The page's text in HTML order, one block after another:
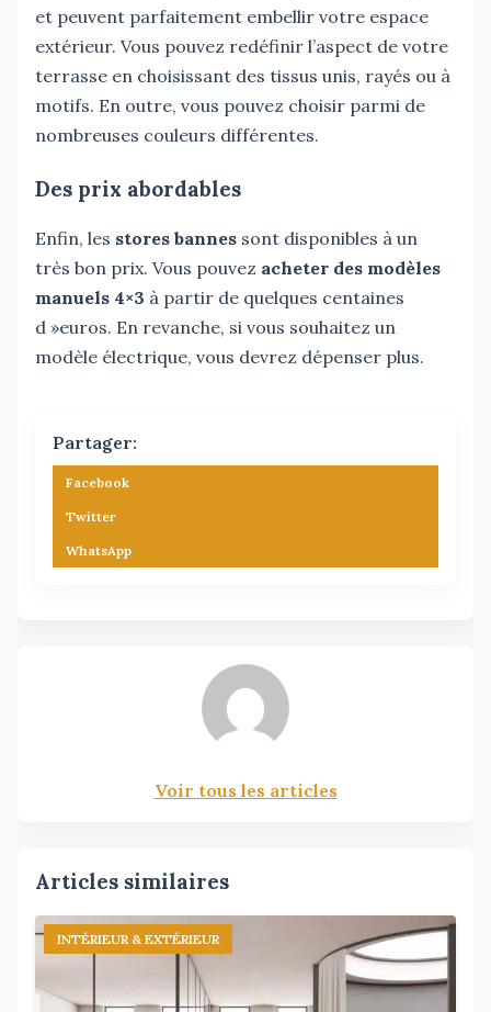
et peuvent parfaitement embellir votre espace
extérieur. Vous pouvez redéfinir l’aspect de votre
terrasse en choisissant des tissus unis, rayés ou à
motifs. En outre, vous pouvez choisir parmi de
nombreuses couleurs différentes.
Des prix abordables
Enfin, les stores bannes sont disponibles à un
très bon prix. Vous pouvez acheter des modèles
manuels 4×3 à partir de quelques centaines
d »euros. En revanche, si vous souhaitez un
modèle électrique, vous devrez dépenser plus.
Partager:
Facebook
Twitter
WhatsApp
Voir tous les articles
Articles similaires
INTÉRIEUR & EXTÉRIEUR